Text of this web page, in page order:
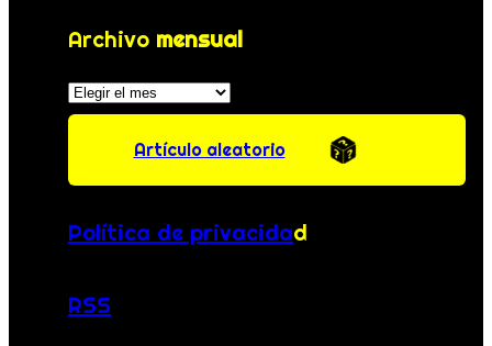
Archivo mensual
Archivos
Artículo aleatorio
Política de privacidad
RSS